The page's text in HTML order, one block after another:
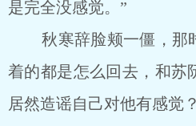
是完全没感觉。”
秋寒辞脸颊一僵，那
着的都是怎么回去，和苏
居然造谣自己对他有感觉？